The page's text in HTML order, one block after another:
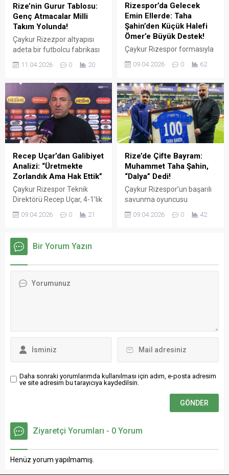
Rize’nin Gurur Tablosu:
Genç Atmacalar Milli
Takım Yolunda!
Çaykur Rizezpor altyapısı
adeta bir futbolcu fabrikası
gibi çalışmaya devam
ediyor. Teknik direktör Aydın
5 pırlanta isim, ay-yıldızlı
formayı giymek üzere U14
Milli Takımı kampına davet
edildi.
11.04.2026 0 20
Rizespor’da Gelecek
Emin Ellerde: Taha
Şahin’den Küçük Halefi
Ömer’e Büyük Destek!
Çaykur Rizespor formasıyla
diyen Muhammet Taha
akademinin parlayan yıldızı
Ömer Cerrahoğlu ile bir
araya geldi. Duygusal anların
yaşandığı buluşmada küçük
Ömer, "Büyüyünce Taha
Şahin gibi olacağım" dedi.
09.04.2026 0 62
Recep Uçar’dan Galibiyet
Analizi: “Üretmekte
Zorlandık Ama Hak Ettik”
Çaykur Rizespor Teknik
Direktörü Recep Uçar, 4-1’lik
ardından konuştu. Uçar,
zorlandıklarını ancak net bir
skorla kazanmanın
09.04.2026 0 21
Rize’de Çifte Bayram:
Muhammet Taha Şahin,
“Dalya” Dedi!
Çaykur Rizespor’un başarılı
savunma oyuncusu
Samsunspor karşısında
09.04.2026 0 42
Bir Yorum Yazın
Daha sonraki yorumlarımda kullanılması için adım, e-posta adresim
ve site adresim bu tarayıcıya kaydedilsin.
Ziyaretçi Yorumları - 0 Yorum
Henüz yorum yapılmamış.